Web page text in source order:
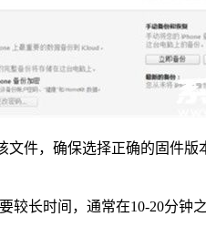
件，确保选择正确的固件
长时间，通常在10-20分钟